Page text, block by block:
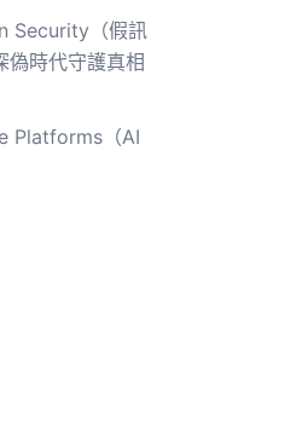
Security（假訊
偽時代守護真相
Platforms（AI